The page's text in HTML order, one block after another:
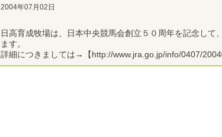
2004年07月02日
日高育成牧場は、日本中央競馬会創立５０周年を記念し
ます。
詳細につきましては→【http://www.jra.go.jp/info/0407/